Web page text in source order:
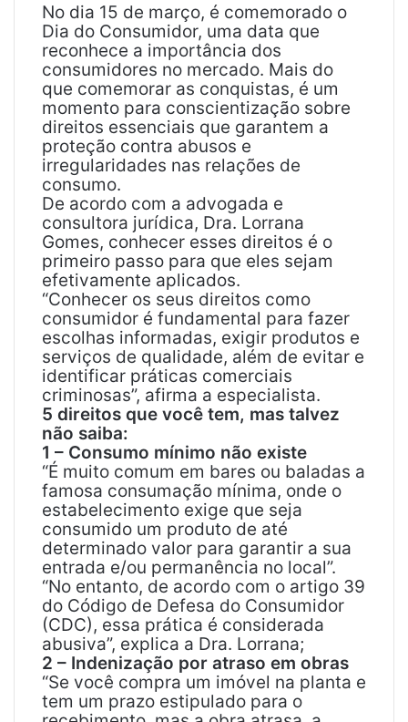
a
i
l
No dia 15 de março, é comemorado o
Dia do Consumidor, uma data que
reconhece a importância dos
consumidores no mercado. Mais do
que comemorar as conquistas, é um
momento para conscientização sobre
direitos essenciais que garantem a
proteção contra abusos e
irregularidades nas relações de
consumo.
De acordo com a advogada e
consultora jurídica, Dra. Lorrana
Gomes, conhecer esses direitos é o
primeiro passo para que eles sejam
efetivamente aplicados.
“Conhecer os seus direitos como
consumidor é fundamental para fazer
escolhas informadas, exigir produtos e
serviços de qualidade, além de evitar e
identificar práticas comerciais
criminosas”, afirma a especialista.
5 direitos que você tem, mas talvez
não saiba:
1 – Consumo mínimo não existe
“É muito comum em bares ou baladas a
famosa consumação mínima, onde o
estabelecimento exige que seja
consumido um produto de até
determinado valor para garantir a sua
entrada e/ou permanência no local”.
“No entanto, de acordo com o artigo 39
do Código de Defesa do Consumidor
(CDC), essa prática é considerada
abusiva”, explica a Dra. Lorrana;
2 – Indenização por atraso em obras
“Se você compra um imóvel na planta e
tem um prazo estipulado para o